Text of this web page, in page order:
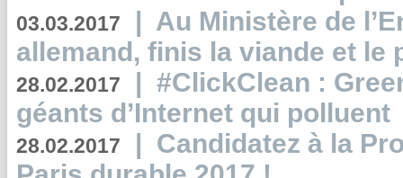
03.03.2017 | Au Ministère de
allemand, finis la viande et le
28.02.2017 | #ClickClean :
géants d’Internet qui polluent
28.02.2017 | Candidatez à la